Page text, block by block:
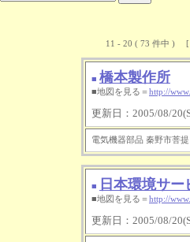
11 - 20 ( 73 件中 )
■ 橋本製作所
■地図を見る＝http://
更新日：2005/08/
電気機器部品 秦野市菩
■ 日本環境サー
■地図を見る＝http://
更新日：2005/08/